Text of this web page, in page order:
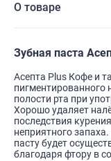
О товаре
Зубная паста
Асепта Plus Кофе и
пигментированного
полости рта при
Хорошо удаляет
последствия
неприятного
пасту будет
благодаря фтору в